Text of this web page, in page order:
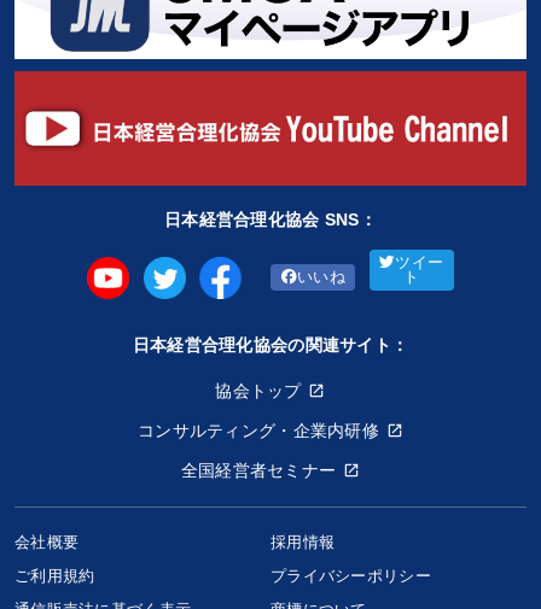
日本経営合理化協会 SNS：
いいね
ツイー
ト
日本経営合理化協会の関連サイト：
協会トップ
コンサルティング・企業内研修
全国経営者セミナー
会社概要
採用情報
ご利用規約
プライバシーポリシー